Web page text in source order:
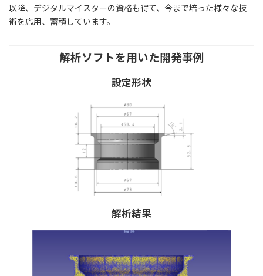
以降、デジタルマイスターの資格も得て、今まで培った様々な技
術を応用、蓄積しています。
解析ソフトを用いた開発事例
設定形状
解析結果